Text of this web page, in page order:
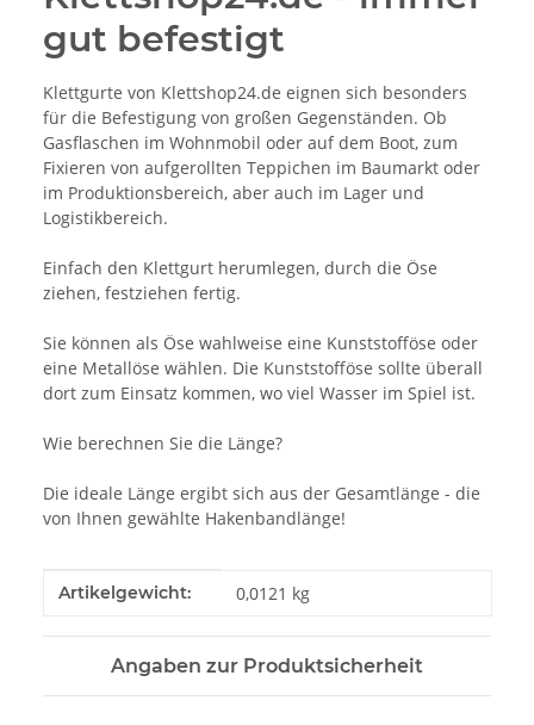
gut befestigt
Klettgurte von Klettshop24.de eignen sich besonders
für die Befestigung von großen Gegenständen. Ob
Gasflaschen im Wohnmobil oder auf dem Boot, zum
Fixieren von aufgerollten Teppichen im Baumarkt oder
im Produktionsbereich, aber auch im Lager und
Logistikbereich.
Einfach den Klettgurt herumlegen, durch die Öse
ziehen, festziehen fertig.
Sie können als Öse wahlweise eine Kunststofföse oder
eine Metallöse wählen. Die Kunststofföse sollte überall
dort zum Einsatz kommen, wo viel Wasser im Spiel ist.
Wie berechnen Sie die Länge?
Die ideale Länge ergibt sich aus der Gesamtlänge - die
von Ihnen gewählte Hakenbandlänge!
Produkteigenschaft
Wert
Artikelgewicht: 0,0121 kg
Angaben zur Produktsicherheit